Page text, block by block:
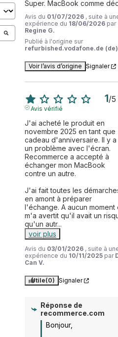
Super. MacBook comme
Avis du 01/07/2026 , suite à
expérience du 18/06/2026 par
Regine G.
Publié à l'origine sur
refurbished.vodafone.de (de)
Voir l’avis d’origine Signaler
1/5
Avis vérifié
J'ai acheté le produit en
novembre 2025 en tant que
cadeau d'anniversaire. Il y a
un problème avec l'écran.
Recommerce a accepté à
échanger mon MacBook
contre un autre.
J'ai fait toutes les
en amont à préparer
l'échange. A aucun moment
m'a avertit qu'il avait un
qu'un autr...
voir plus
Avis du 03/01/2026 , suite à
expérience du 10/11/2025 par
Can V.
Utile(0) Signaler
Réponse de
recommerce.com
Bonjour,